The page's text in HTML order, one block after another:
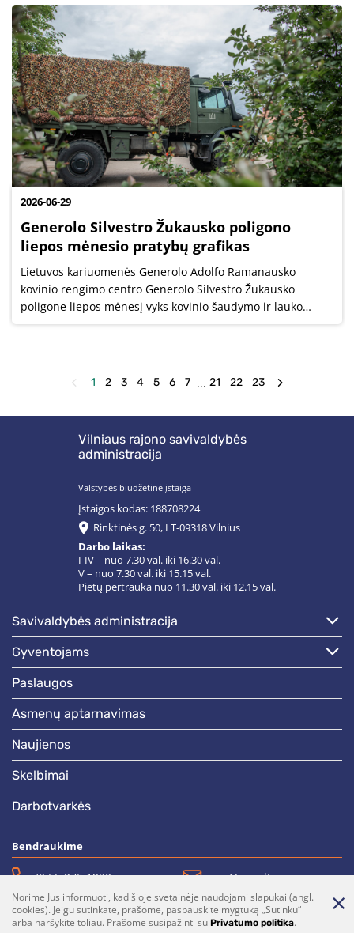
Bus naudojami imitaciniai...
2026-06-29
Generolo Silvestro Žukausko poligono
liepos mėnesio pratybų grafikas
Lietuvos kariuomenės Generolo Adolfo Ramanausko
kovinio rengimo centro Generolo Silvestro Žukausko
poligone liepos mėnesį vyks kovinio šaudymo ir lauko
pratybos.
1 2 3 4 5 6 7 ... 21 22 23
Vilniaus rajono savivaldybės
administracija
Valstybės biudžetinė įstaiga
Įstaigos kodas: 188708224
Rinktinės g. 50, LT-09318 Vilnius
Darbo laikas:
I-IV – nuo 7.30 val. iki 16.30 val.
V – nuo 7.30 val. iki 15.15 val.
Pietų pertrauka nuo 11.30 val. iki 12.15 val.
savivaldybės administracija
gyventojams
paslaugos
asmenų aptarnavimas
naujienos
skelbimai
darbotvarkės
Bendraukime
(0 5)  275 1990 vrsa@vrsa.lt
Facebook Youtube
Norime Jus informuoti, kad šioje svetainėje naudojami slapukai (angl.
cookies). Jeigu sutinkate, prašome, paspauskite mygtuką „Sutinku“
arba naršykite toliau. Prašome susipažinti su Privatumo politika.